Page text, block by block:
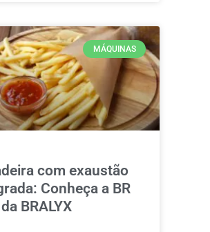
MÁQUINAS
com exaustão
Conheça a BR
BRALYX